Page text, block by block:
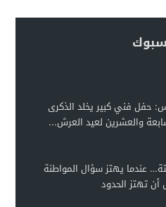
حفل فني كبير يخلد الذكرى
والعشرين لعيد العرش...
عندما يهتز سؤال المواطنة
أن تهتز الحدود